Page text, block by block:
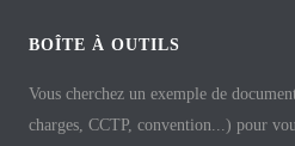
BOÎTE À OUTILS
Vous cherchez un exemple de
charges, CCTP, convention...) pour